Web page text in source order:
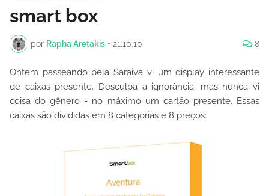
smart box
por Rapha Aretakis • 21.10.10 8
Ontem passeando pela Saraiva vi um display interessante
de caixas presente. Desculpa a ignorância, mas nunca vi
coisa do gênero - no máximo um cartão presente. Essas
caixas são divididas em 8 categorias e 8 preços: